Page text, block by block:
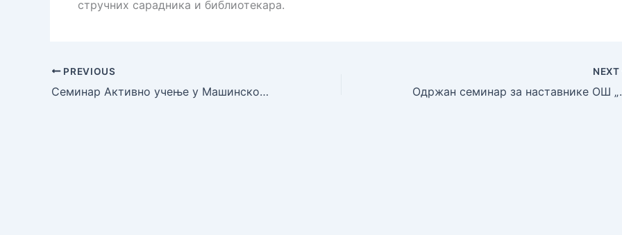
стручних сарадника и библиотекара.
PREVIOUS
Семинар Активно учење у Машинско саобраћајној школи
NEXT
Oдржан